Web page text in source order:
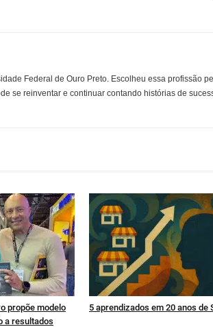
Federal de Ouro Preto. Escolheu essa profissão
se reinventar e continuar contando histórias de
propõe modelo
a resultados
5 aprendizados em 20 anos de